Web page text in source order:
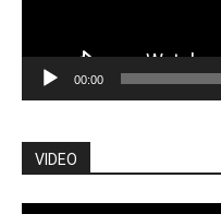
00:00
VIDEO